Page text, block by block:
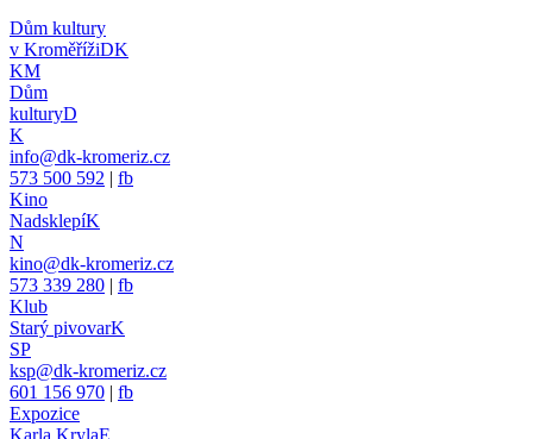
Dům kultury
v KroměřížiDK
KM
Dům
kulturyD
K
info@dk-kromeriz.cz
573 500 592 | fb
Kino
NadsklepíK
N
kino@dk-kromeriz.cz
573 339 280 | fb
Klub
Starý pivovarK
SP
ksp@dk-kromeriz.cz
601 156 970 | fb
Expozice